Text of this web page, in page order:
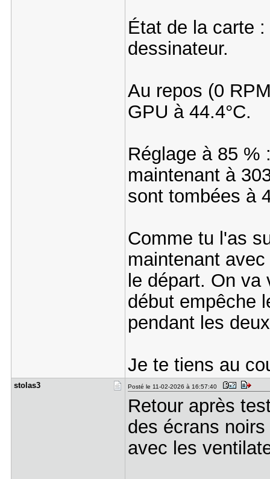
État de la carte
dessinateur.
Au repos (0
GPU à 44.4°C.
Réglage à 85 %
maintenant à
sont tombées à
Comme tu l'as
maintenant
le départ. On
début empêche
pendant les
Je te tiens au
stolas3 Posté le 11-02-2026 à 16:57:40
Retour après
des écrans
avec les